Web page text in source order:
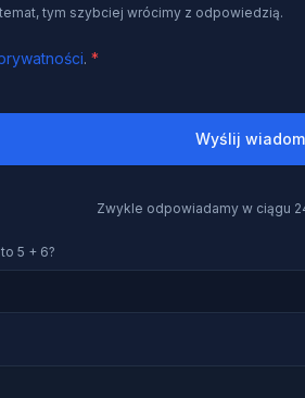
tym szybciej wrócimy z odpowiedzią.
. *
Wyślij
Zwykle odpowiadamy w ciągu
5 + 6?